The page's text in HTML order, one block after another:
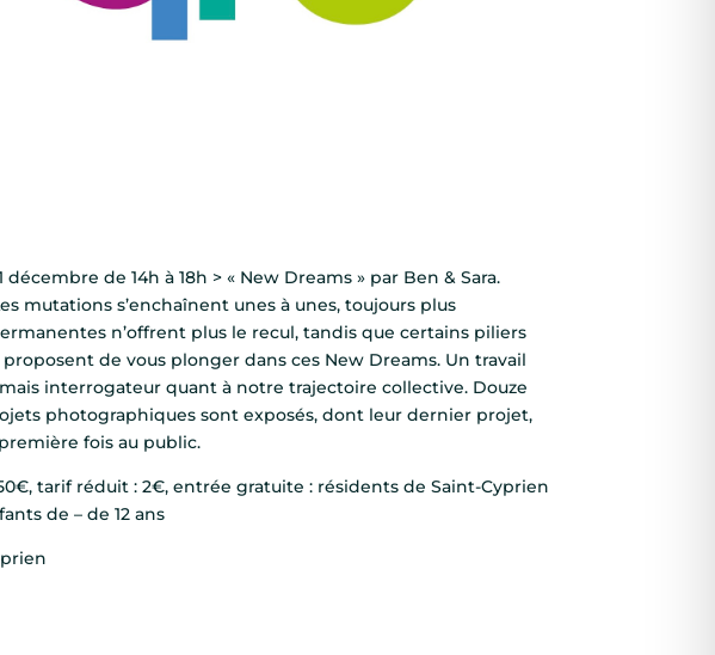
de 14h à 18h > « New Dreams » par Ben & Sara.
mutations s’enchaînent unes à unes, toujours plus
n’offrent plus le recul, tandis que certains piliers
de vous plonger dans ces New Dreams. Un travail
interrogateur quant à notre trajectoire collective. Douze
photographiques sont exposés, dont leur dernier projet,
fois au public.
tarif réduit : 2€, entrée gratuite : résidents de Saint-Cyprien
de – de 12 ans